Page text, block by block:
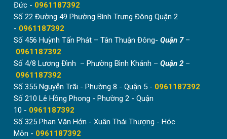
Đức - 0961187392
Số 22 Đường 49 Phường Bình Trưng Đông Quận 2
- 0961187392
Số 456 Huỳnh Tấn Phát – Tân Thuận Đông- Quận 7–
0961187392
Số 4/8 Lương Đình – Phường Bình Khánh – Quận 2 –
0961187392
Số 355 Nguyễn Trãi - Phường 8 - Quận 5 - 0961187392
Số 210 Lê Hồng Phong - Phường 2 - Quận
10 - 0961187392
Số 325 Phan Văn Hớn - Xuân Thái Thượng - Hóc
Môn - 0961187392